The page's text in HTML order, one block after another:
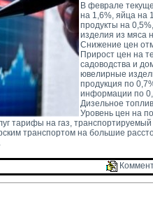
В феврале
на 1,6%, яйца на
продукты на
изделия из мяса
Снижение цен
Прирост цен на
садоводства и
ювелирные
продукция по
информации по
Дизельное
Уровень цен на
тарифы на газ,
транспортом на большие